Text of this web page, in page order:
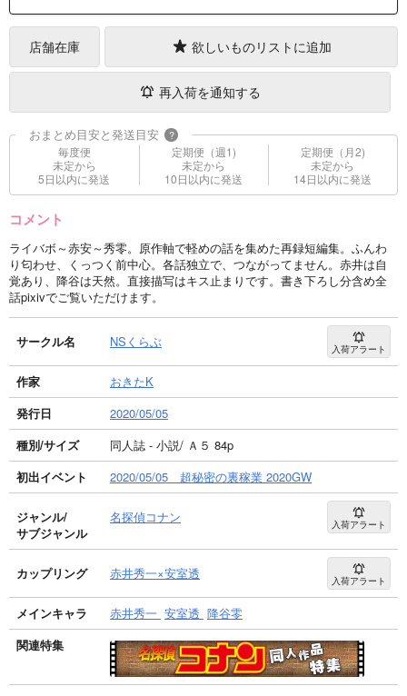
店舗在庫 欲しいものリストに追加
再入荷を通知する
おまとめ目安と発送目安 ?
毎度便
未定から
5日以内に発送
定期便（週1)
未定から
10日以内に発送
定期便（月2)
未定から
14日以内に発送
コメント
ライバボ～赤安～秀零。原作軸で軽めの話を集めた再録短編集。ふんわ
り匂わせ、くっつく前中心。各話独立で、つながってません。赤井は自
覚あり、降谷は天然。直接描写はキス止まりです。書き下ろし分含め全
話pixivでご覧いただけます。
サークル名 NSくらぶ 入荷アラート
作家
おきたK
発行日
2020/05/05
種別/サイズ
同人誌 - 小説/ Ａ５ 84p
初出イベント
2020/05/05 超秘密の裏稼業 2020GW
ジャンル/
サブジャンル
名探偵コナン 入荷アラート
カップリング 赤井秀一×安室透 入荷アラート
メインキャラ 赤井秀一 安室透 降谷零
関連特集